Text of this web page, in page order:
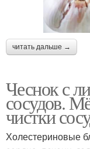
читать дальше →
Чеснок с
сосудов.
чистки
Холестериновые